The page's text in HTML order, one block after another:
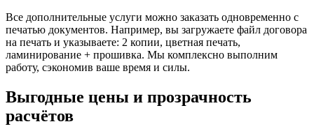
Все дополнительные услуги можно заказать одновременно с
печатью документов. Например, вы загружаете файл договора
на печать и указываете: 2 копии, цветная печать,
ламинирование + прошивка. Мы комплексно выполним
работу, сэкономив ваше время и силы.
Выгодные цены и прозрачность
расчётов